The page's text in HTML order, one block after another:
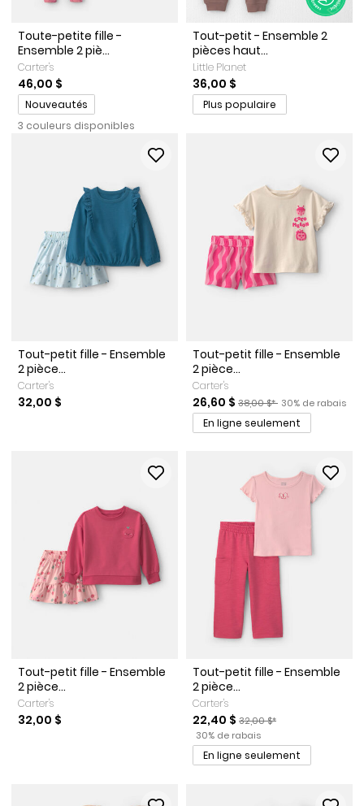
Toute-petite fille -
Ensemble 2 piè...
Carter's
46,00 $
Promotions
Nouveautés
3 couleurs disponibles
Tout-petit - Ensemble 2
pièces haut...
Little Planet
36,00 $
Plus populaire
Tout-petit fille - Ensemble
2 pièce...
Carter's
32,00 $
Tout-petit fille - Ensemble
2 pièce...
Carter's
Prix de solde
26,60 $ Prix ​​de détail suggéré par
38,00 $* Pourcentage de
30% de rabais
En ligne seulement
Tout-petit fille - Ensemble
2 pièce...
Carter's
32,00 $
Tout-petit fille - Ensemble
2 pièce...
Carter's
Prix de solde
22,40 $ Prix ​​de détail suggéré par
32,00 $*
Pourcentage de rabais
30% de rabais
En ligne seulement